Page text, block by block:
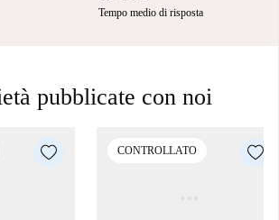
Tempo medio di risposta
pubblicate con noi
CONTROLLATO